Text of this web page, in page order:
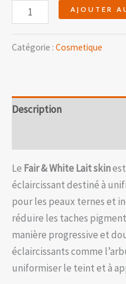
AJOUTER
Catégorie : Cosmetique
Description
Le Fair & White Lait skin
éclaircissant destiné à
pour les peaux ternes et
réduire les taches
manière progressive et
éclaircissants comme
uniformiser le teint et à